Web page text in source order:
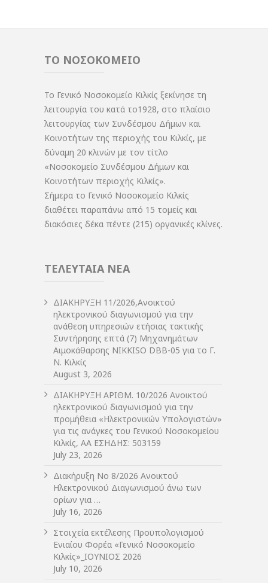
ΤΟ ΝΟΣΟΚΟΜΕΙΟ
Το Γενικό Νοσοκομείο Κιλκίς ξεκίνησε τη
λειτουργία του κατά το1928, στο πλαίσιο
λειτουργίας των Συνδέσμου Δήμων και
Κοινοτήτων της περιοχής του Κιλκίς, με
δύναμη 20 κλινών με τον τίτλο
«Νοσοκομείο Συνδέσμου Δήμων και
Κοινοτήτων περιοχής Κιλκίς».
Σήμερα το Γενικό Νοσοκομείο Κιλκίς
διαθέτει παραπάνω από 15 τομείς και
διακόσιες δέκα πέντε (215) οργανικές κλίνες.
ΤΕΛΕΥΤΑΙΑ ΝΕΑ
ΔIΑΚΗΡΥΞΗ 11/2026,Ανοικτού
ηλεκτρονικού διαγωνισμού για την
ανάθεση υπηρεσιών ετήσιας τακτικής
Συντήρησης επτά (7) Μηχανημάτων
Αιμοκάθαρσης NIKKISO DBB-05 για το Γ.
Ν. Κιλκίς
August 3, 2026
ΔIΑΚΗΡΥΞΗ ΑΡIΘΜ. 10/2026 Ανοικτού
ηλεκτρονικού διαγωνισμού για την
προμήθεια «Ηλεκτρονικών Υπολογιστών»
για τις ανάγκες του Γενικού Νοσοκομείου
Κιλκίς, ΑΑ ΕΣΗΔΗΣ: 503159
July 23, 2026
Διακήρυξη Νο 8/2026 Ανοικτού
Ηλεκτρονικού Διαγωνισμού άνω των
ορίων για …
July 16, 2026
Στοιχεία εκτέλεσης Προϋπολογισμού
Ενιαίου Φορέα «Γενικό Νοσοκομείο
Κιλκίς»_ΙΟΥΝΙΟΣ 2026
July 10, 2026